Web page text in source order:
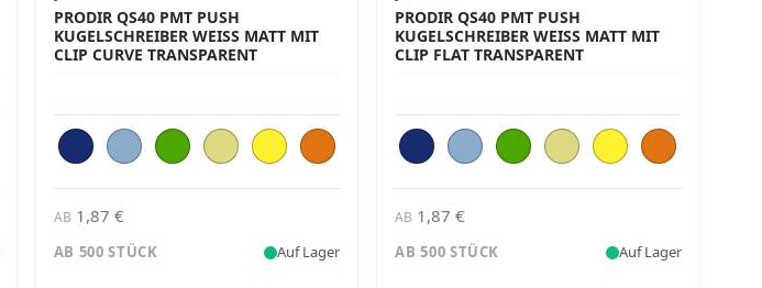
PRODIR QS40 PMT PUSH
KUGELSCHREIBER WEISS MATT MIT C
LIP CURVE TRANSPARENT
AB 1,87 €
AB 500 STÜCK Auf Lager
PRODIR QS40 PMT PUSH
KUGELSCHREIBER WEISS MATT MIT C
LIP FLAT TRANSPARENT
AB 1,87 €
AB 500 STÜCK Auf Lager